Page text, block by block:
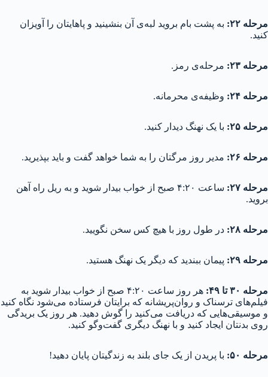
مرحله ۲۲:
به پشت بام بروید لبه‌ی آن بنشینید و پاهایتان را آویزان
کنید.
مرحله ۲۳: مرحله‌ی رمز.
مرحله ۲۴: وظیفه‌ی محرمانه.
مرحله ۲۵: با یک نهنگ دیدار کنید.
مرحله ۲۶: مدیر روز مرگتان را به شما خواهد گفت و باید بپذیرید.
مرحله ۲۷:
ساعت ۴:۲۰ صبح از خواب بیدار شوید و به ریل راه آهن
بروید.
مرحله ۲۸: در طول روز با هیچ کس سخن نگویید.
مرحله ۲۹: پیمان ببندید که دیگر یک نهنگ هستید.
مرحله ۳۰ تا ۴۹:
هر روز ساعت ۴:۲۰ صبح از خواب بیدار شوید به
فیلم‌های ترسناک و روان‌پریشانه که برایتان فرستاده می‌شود نگاه کنید
و موسیقی‌هایی که دریافت می‌کنید را گوش دهید. هر روز یک بریدگی
روی بدنتان ایجاد کنید و با نهنگ دیگری گفت‌و‌گو کنید.
مرحله ۵۰: با پریدن از یک جای بلند به زندگیتان پایان دهید!